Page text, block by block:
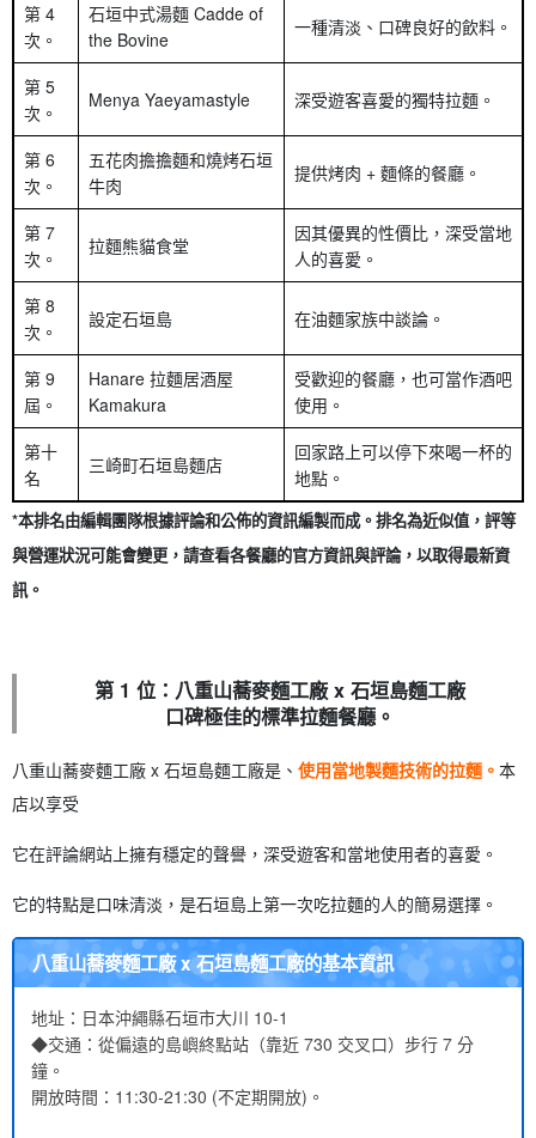
第 4
次。
石垣中式湯麵 Cadde of
the Bovine
一種清淡、口碑良好的飲料。
第 5
次。
Menya Yaeyamastyle 深受遊客喜愛的獨特拉麵。
第 6
次。
五花肉擔擔麵和燒烤石垣
牛肉
提供烤肉 + 麵條的餐廳。
第 7
次。
拉麵熊貓食堂
因其優異的性價比，深受當地
人的喜愛。
第 8
次。
設定石垣島 在油麵家族中談論。
第 9
屆。
Hanare 拉麵居酒屋
Kamakura
受歡迎的餐廳，也可當作酒吧
使用。
第十
名
三崎町石垣島麵店
回家路上可以停下來喝一杯的
地點。
*本排名由編輯團隊根據評論和公佈的資訊編製而成。排名為近似值，評等
與營運狀況可能會變更，請查看各餐廳的官方資訊與評論，以取得最新資
訊。
第 1 位：八重山蕎麥麵工廠 x 石垣島麵工廠
口碑極佳的標準拉麵餐廳。
八重山蕎麥麵工廠 x 石垣島麵工廠是、 使用當地製麵技術的拉麵。 本
店以享受
它在評論網站上擁有穩定的聲譽，深受遊客和當地使用者的喜愛。
它的特點是口味清淡，是石垣島上第一次吃拉麵的人的簡易選擇。
八重山蕎麥麵工廠 x 石垣島麵工廠的基本資訊
地址：日本沖繩縣石垣市大川 10-1
◆交通：從偏遠的島嶼終點站（靠近 730 交叉口）步行 7 分
鐘。
開放時間：11:30-21:30 (不定期開放)。